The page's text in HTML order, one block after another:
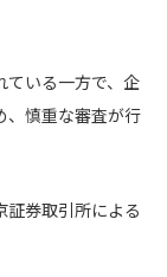
ている一方で、企
、慎重な審査が行
証券取引所による